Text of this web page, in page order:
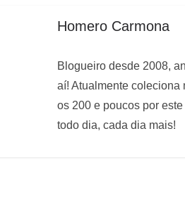
Homero Carmona
Blogueiro desde 2008,
aí! Atualmente coleciona
os 200 e poucos por
todo dia, cada dia mais!